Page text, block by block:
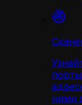
ними